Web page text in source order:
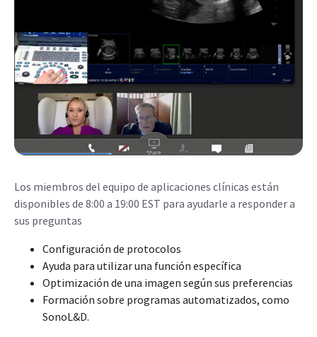
Los miembros del equipo de aplicaciones clínicas están
disponibles de 8:00 a 19:00 EST para ayudarle a responder a
sus preguntas
Configuración de protocolos
Ayuda para utilizar una función específica
Optimización de una imagen según sus preferencias
Formación sobre programas automatizados, como
SonoL&D.